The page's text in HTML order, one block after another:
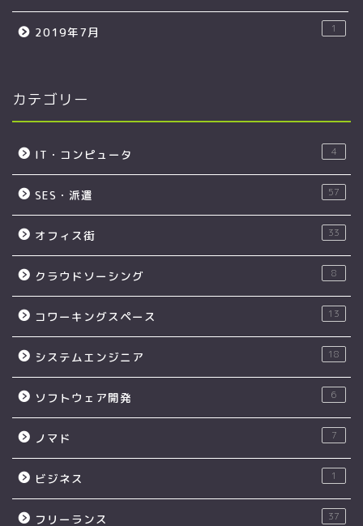
2019年7月 1
カテゴリー
IT・コンピュータ 4
SES・派遣 57
オフィス街 33
クラウドソーシング 8
コワーキングスペース 13
システムエンジニア 18
ソフトウェア開発 6
ノマド 7
ビジネス 1
フリーランス 37